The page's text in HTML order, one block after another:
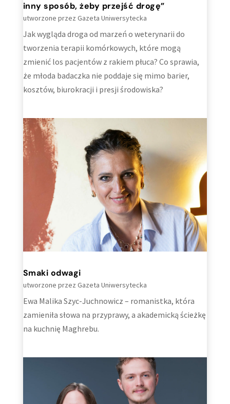
inny sposób, żeby przejść drogę”
utworzone przez Gazeta Uniwersytecka
Jak wygląda droga od marzeń o weterynarii do
tworzenia terapii komórkowych, które mogą
zmienić los pacjentów z rakiem płuca? Co sprawia,
że młoda badaczka nie poddaje się mimo barier,
kosztów, biurokracji i presji środowiska?
Smaki odwagi
utworzone przez Gazeta Uniwersytecka
Ewa Malika Szyc-Juchnowicz – romanistka, która
zamieniła słowa na przyprawy, a akademicką ścieżkę
na kuchnię Maghrebu.